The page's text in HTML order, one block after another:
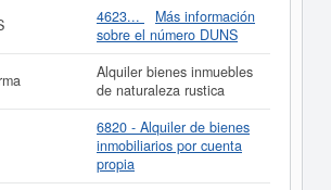
quiere consultar qué subvenciones puede
esta empresa, puede hacerlo en esta
patrimonio social de esta empresa es de
BORME tiene publicados 9 actos y está
Mercantil de Alicante/Alacant.
en conocer más datos de la empresa
S.L. puede
acceder inmediatamente a
ampliado
de A'FARAGULLA S.L. y
resultados de sus años de actividad, así
4623...
Más información
sobre el número DUNS
Alquiler bienes inmuebles
de naturaleza rustica
6820 - Alquiler de bienes
inmobiliarios por cuenta
propia